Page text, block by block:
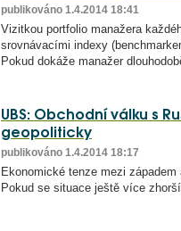
publikováno 1.4.2014 18:41
Vizitkou portfolio manažera
srovnávacími indexy
Pokud dokáže manažer
UBS: Obchodní válku s
geopoliticky
publikováno 1.4.2014 18:17
Ekonomické tenze mezi
Pokud se situace ještě více